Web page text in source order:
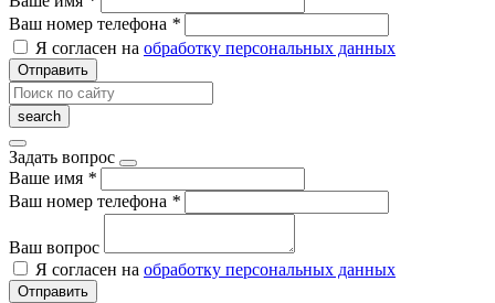
Ваш номер телефона *
Я согласен на обработку персональных данных
Отправить
Задать вопрос
Ваше имя *
Ваш номер телефона *
Ваш вопрос
Я согласен на обработку персональных данных
Отправить